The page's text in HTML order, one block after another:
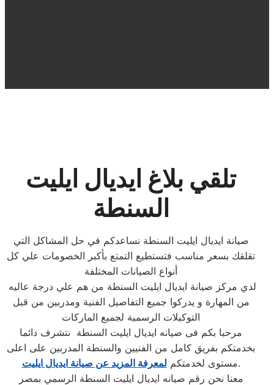
تلقي بلاغ ايديال ايليت
السنطة
صيانة ايديال ايليت السنطة نساعدكم في حل المشاكل التي
تقلقك بسعر مناسب فتستطيع التمتع بأكبر الخصومات علي كل
أنواع الصيانات المختلفة
من المهارة و يدركوا جميع التفاصيل الفنية ومدربين من قبل
التوكيلات الرسمية لجميع الماركات
مرحبا بكم فى صيانه ايديال ايليت السنطة نتشرف دائما
بخدمتكم بفريق كامل من الفنيين والسنطة المدربين على اعلى
مستوى لخدمتكم لمعرفة المزيد عن صيانة ايديال ايليت
.
معنا نحن رقم صيانه ايديال ايليت السنطة الرسمي بمصر